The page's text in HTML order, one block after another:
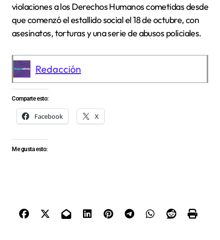
violaciones a los Derechos Humanos cometidas desde
que comenzó el estallido social el 18 de octubre, con
asesinatos, torturas y una serie de abusos policiales.
Redacción
Comparte esto:
Facebook X
Me gusta esto: